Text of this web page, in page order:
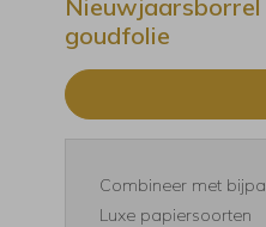
goudfolie
Combineer met
Luxe papiersoorten